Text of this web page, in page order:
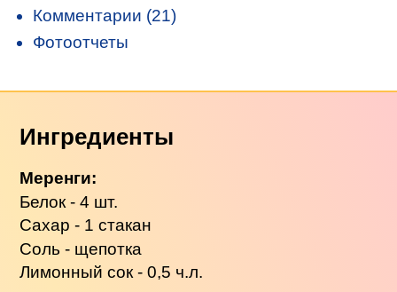
Комментарии (21)
Фотоотчеты
Ингредиенты
Меренги:
Белок - 4 шт.
Сахар - 1 стакан
Соль - щепотка
Лимонный сок - 0,5 ч.л.